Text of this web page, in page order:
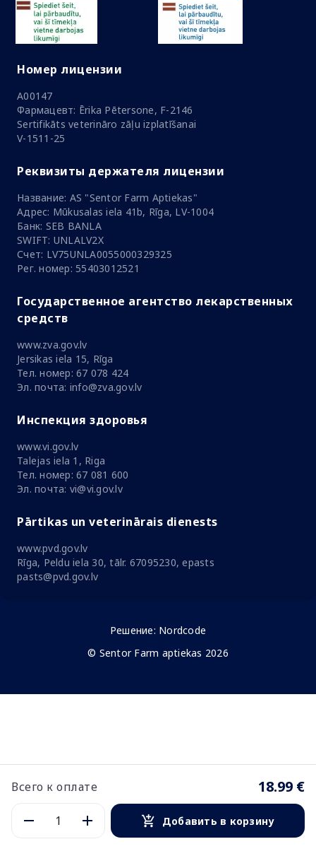
Всего к оплате 18.99 €
Добавить в корзину
Номер лицензии
A00147
Фармацевт: Ērika Pētersone, F-2146
Sertifikāts veterināro zāļu izplatīšanai
V-1511-25
Реквизиты держателя лицензии
Название: AS "Sentor Farm Aptiekas"
Адрес: Mūkusalas iela 41b, Rīga, LV-1004
Банк: SEB BANLA
SWIFT: UNLALV2X
Счет: LV75UNLA0055000329325
Рег. номер: 55403012521
Государственное агентство лекарственных
средств
www.zva.gov.lv
Jersikas iela 15, Rīga
Тел. номер: 67 078 424
Эл. почта: info@zva.gov.lv
Инспекция здоровья
www.vi.gov.lv
Talejas iela 1, Riga
Тел. номер: 67 081 600
Эл. почта: vi@vi.gov.lv
Pārtikas un veterinārais dienests
www.pvd.gov.lv
Rīga, Peldu iela 30, tālr. 67095230, epasts
pasts@pvd.gov.lv
Решение: Nordcode
© Sentor Farm aptiekas 2026